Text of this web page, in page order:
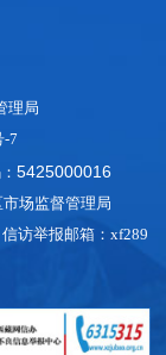
理局
-7
5425000016
场监督管理局
访举报邮箱：xf289